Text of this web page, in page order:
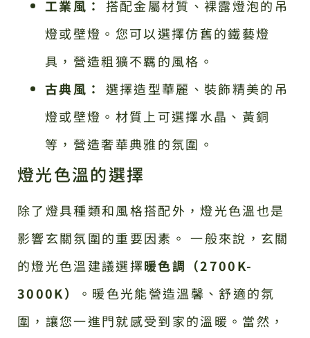
工業風：
搭配金屬材質、裸露燈泡的吊
燈或壁燈。您可以選擇仿舊的鐵藝燈
具，營造粗獷不羈的風格。
古典風：
選擇造型華麗、裝飾精美的吊
燈或壁燈。材質上可選擇水晶、黃銅
等，營造奢華典雅的氛圍。
燈光色溫的選擇
除了燈具種類和風格搭配外，燈光色溫也是
影響玄關氛圍的重要因素。 一般來說，玄關
的燈光色溫建議選擇暖色調（2700K-
3000K）
。暖色光能營造溫馨、舒適的氛
圍，讓您一進門就感受到家的溫暖。當然，